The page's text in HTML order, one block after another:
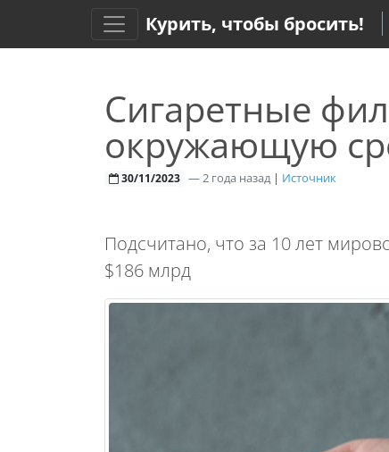
Курить, чтобы бросить!
Сигаретные
окружающую
30/11/2023 —2 года назад | Источник
Подсчитано, что за 10 лет
$186 млрд